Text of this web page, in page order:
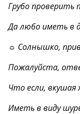
Грубо проверить
Да любо иметь в
☼ Солнышко,
Пожалуйста,
Что если, вкушая
Иметь в виду